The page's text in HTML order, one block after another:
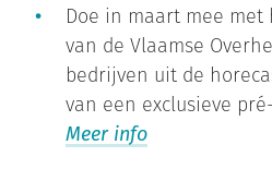
Doe in maart mee met
van de Vlaamse
bedrijven uit de
van een exclusieve
Meer info